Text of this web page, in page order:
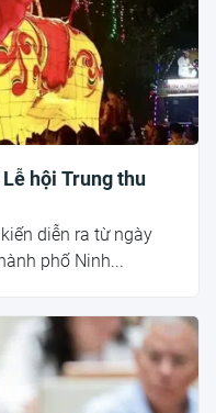
hội Trung thu
diễn ra từ ngày
phố Ninh...